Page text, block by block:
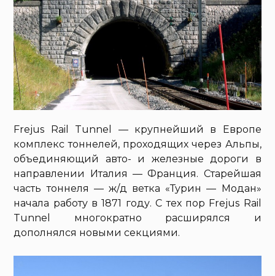
Frejus Rail Tunnel — крупнейший в Европе
комплекс тоннелей, проходящих через Альпы,
объединяющий авто- и железные дороги в
направлении Италия — Франция. Старейшая
часть тоннеля — ж/д ветка «Турин — Модан»
начала работу в 1871 году. С тех пор Frejus Rail
Tunnel многократно расширялся и
дополнялся новыми секциями.